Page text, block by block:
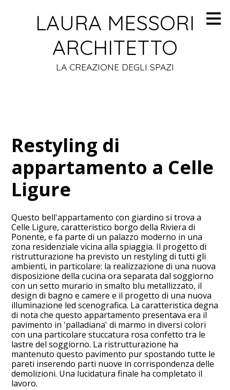
contenutiLAURA MESSORI
ARCHITETTO
LA CREAZIONE DEGLI SPAZI
Restyling di
appartamento a Celle
Ligure
Questo bell'appartamento con giardino si trova a
Celle Ligure, caratteristico borgo della Riviera di
Ponente, e fa parte di un palazzo moderno in una
zona residenziale vicina alla spiaggia. Il progetto di
ristrutturazione ha previsto un restyling di tutti gli
ambienti, in particolare: la realizzazione di una nuova
disposizione della cucina ora separata dal soggiorno
con un setto murario in smalto blu metallizzato, il
design di bagno e camere e il progetto di una nuova
illuminazione led scenografica. La caratteristica degna
di nota che questo appartamento presentava era il
pavimento in 'palladiana' di marmo in diversi colori
con una particolare stuccatura rosa confetto tra le
lastre del soggiorno. La ristrutturazione ha
mantenuto questo pavimento pur spostando tutte le
pareti inserendo parti nuove in corrispondenza delle
demolizioni. Una lucidatura finale ha completato il
lavoro.